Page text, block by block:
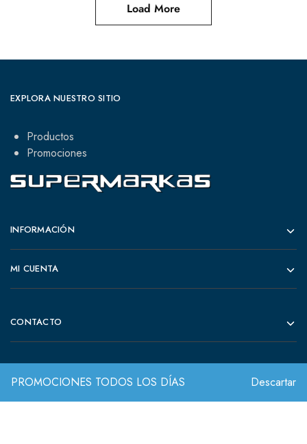
PROMOCIONES TODOS LOS DÍAS Descartar
Load More
EXPLORA NUESTRO SITIO
Productos
Promociones
INFORMACIÓN
MI CUENTA
CONTACTO